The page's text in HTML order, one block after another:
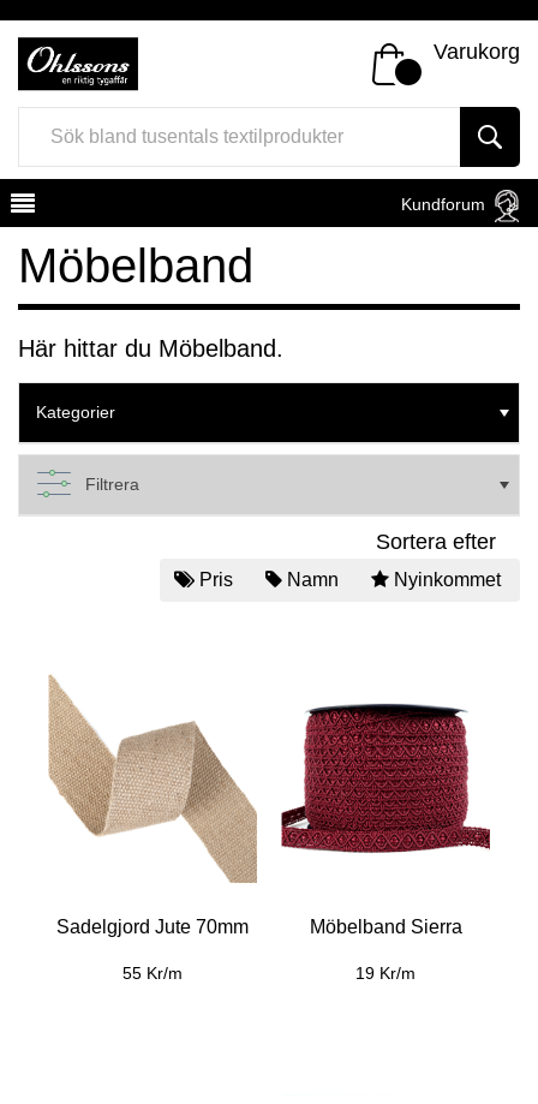
Varukorg
Kundforum
Register Sign In
Möbelband
Här hittar du Möbelband.
Kategorier
Filtrera
Sortera efter
Pris Namn Nyinkommet
Sadelgjord Jute 70mm
55 Kr/m
Möbelband Sierra
19 Kr/m